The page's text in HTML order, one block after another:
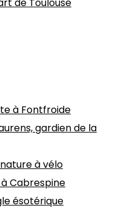
de Toulouse
à Fontfroide
gardien de la
à vélo
Cabrespine
ésotérique